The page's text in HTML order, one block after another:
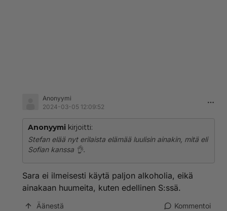
Anonyymi
2024-03-05 12:09:52
Anonyymi kirjoitti:
Stefan elää nyt erilaista elämää luulisin ainakin, mitä eli
Sofian kanssa 👌.
Sara ei ilmeisesti käytä paljon alkoholia, eikä
ainakaan huumeita, kuten edellinen S:ssä.
Äänestä Kommentoi